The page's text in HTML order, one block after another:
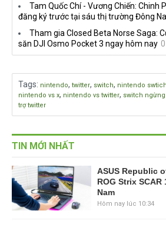
Tam Quốc Chí - Vương Chiến: Chinh
đăng ký trước tại sáu thị trường Đông
Tham gia Closed Beta Norse Saga:
săn DJI Osmo Pocket 3 ngay hôm nay
Tags: nintendo, twitter, switch, nintendo swtich
nintendo vs x, nintendo vs twitter, switch ngừng
trợ twitter
TIN MỚI NHẤT
ASUS Republic
ROG Strix SCAR
Nam
Hôm nay lúc 10:34